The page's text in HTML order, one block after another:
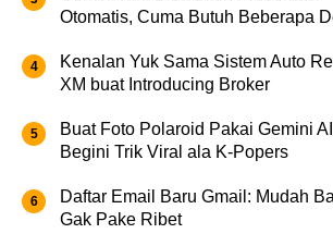
Otomatis, Cuma Butuh Beberapa
Kenalan Yuk Sama Sistem Auto
XM buat Introducing Broker
Buat Foto Polaroid Pakai Gemini
Begini Trik Viral ala K-Popers
Daftar Email Baru Gmail: Mudah
Gak Pake Ribet